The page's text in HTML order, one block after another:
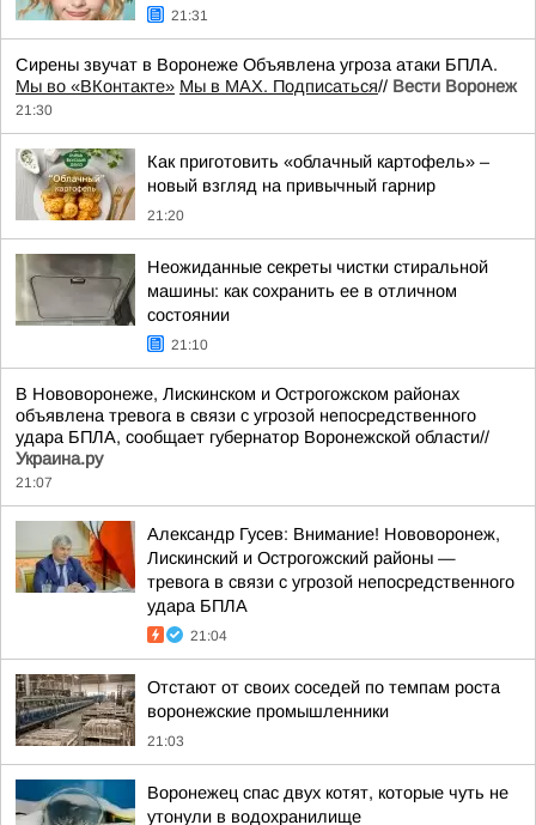
21:31
Сирены звучат в Воронеже Объявлена угроза атаки БПЛА.
Мы во «ВКонтакте» Мы в MAX. Подписаться// Вести Воронеж
21:30
Как приготовить «облачный картофель» –
новый взгляд на привычный гарнир
21:20
Неожиданные секреты чистки стиральной
машины: как сохранить ее в отличном
состоянии
21:10
В Нововоронеже, Лискинском и Острогожском районах
объявлена тревога в связи с угрозой непосредственного
удара БПЛА, сообщает губернатор Воронежской области//
Украина.ру
21:07
Александр Гусев: Внимание! Нововоронеж,
Лискинский и Острогожский районы —
тревога в связи с угрозой непосредственного
удара БПЛА
21:04
Отстают от своих соседей по темпам роста
воронежские промышленники
21:03
Воронежец спас двух котят, которые чуть не
утонули в водохранилище